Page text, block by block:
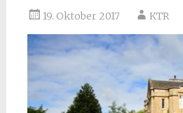
19. Oktober 2017 KTR